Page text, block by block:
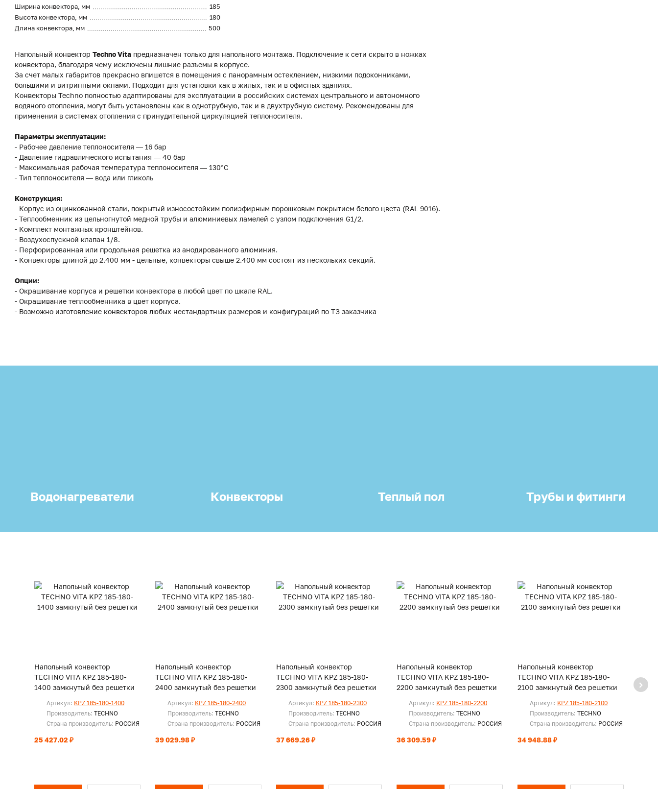
Ширина конвектора, мм
185
Высота конвектора, мм
180
Длина конвектора, мм
500
Напольный конвектор Techno Vita предназначен только для напольного монтажа. Подключение к сети скрыто в ножках
конвектора, благодаря чему исключены лишние разъемы в корпусе.
За счет малых габаритов прекрасно впишется в помещения с панорамным остеклением, низкими подоконниками,
большими и витринными окнами. Подходит для установки как в жилых, так и в офисных зданиях.
Конвекторы Techno полностью адаптированы для эксплуатации в российских системах центрального и автономного
водяного отопления, могут быть установлены как в однотрубную, так и в двухтрубную систему. Рекомендованы для
применения в системах отопления с принудительной циркуляцией теплоносителя.
Параметры эксплуатации:
- Рабочее давление теплоносителя — 16 бар
- Давление гидравлического испытания — 40 бар
- Максимальная рабочая температура теплоносителя — 130°С
- Тип теплоносителя — вода или гликоль
Конструкция:
- Корпус из оцинкованной стали, покрытый износостойким полиэфирным порошковым покрытием белого цвета (RAL 9016).
- Теплообменник из цельногнутой медной трубы и алюминиевых ламелей с узлом подключения G1/2.
- Комплект монтажных кронштейнов.
- Воздухоспускной клапан 1/8.
- Перфорированная или продольная решетка из анодированного алюминия.
- Конвекторы длиной до 2.400 мм - цельные, конвекторы свыше 2.400 мм состоят из нескольких секций.
Опции:
- Окрашивание корпуса и решетки конвектора в любой цвет по шкале RAL.
- Окрашивание теплообменника в цвет корпуса.
- Возможно изготовление конвекторов любых нестандартных размеров и конфигураций по ТЗ заказчика
Водонагреватели Конвекторы Теплый пол Трубы и фитинги
Напольный конвектор
TECHNO VITA KPZ 185-180-
1400 замкнутый без решетки
Артикул: KPZ 185-180-1400
Производитель: TECHNO
Страна производитель: РОССИЯ
25 427.02 ₽
Напольный конвектор
TECHNO VITA KPZ 185-180-
2400 замкнутый без решетки
Артикул: KPZ 185-180-2400
Производитель: TECHNO
Страна производитель: РОССИЯ
39 029.98 ₽
Напольный конвектор
TECHNO VITA KPZ 185-180-
2300 замкнутый без решетки
Артикул: KPZ 185-180-2300
Производитель: TECHNO
Страна производитель: РОССИЯ
37 669.26 ₽
Напольный конвектор
TECHNO VITA KPZ 185-180-
2200 замкнутый без решетки
Артикул: KPZ 185-180-2200
Производитель:TECHNO
Страна производитель: РОССИЯ
36 309.59 ₽
Напольный конвектор
TECHNO VITA KPZ 185-180-
2100 замкнутый без решетки
Артикул: KPZ 185-180-2100
Производитель:TECHNO
Страна производитель: РОССИЯ
34 948.88 ₽
2000